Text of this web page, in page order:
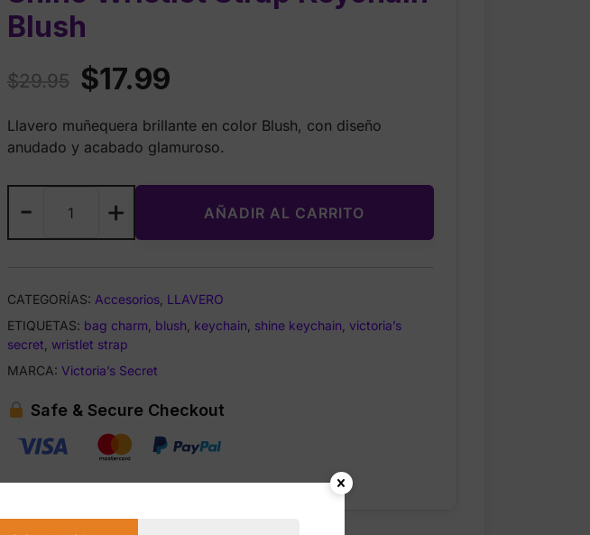
Blush
$29.95 Original
was:
$17.99
is:
Llavero muñequera brillante en color Blush, con diseño
anudado y acabado glamuroso.
-
Secret
Knotted
Strap
Keychain
Blush
cantidad
+ AÑADIR AL CARRITO
CATEGORÍAS: Accesorios LLAVERO
ETIQUETAS: bag charm blush keychain shine keychain victoria’s
secret wristlet strap
MARCA: Victoria’s Secret
Safe & Secure Checkout